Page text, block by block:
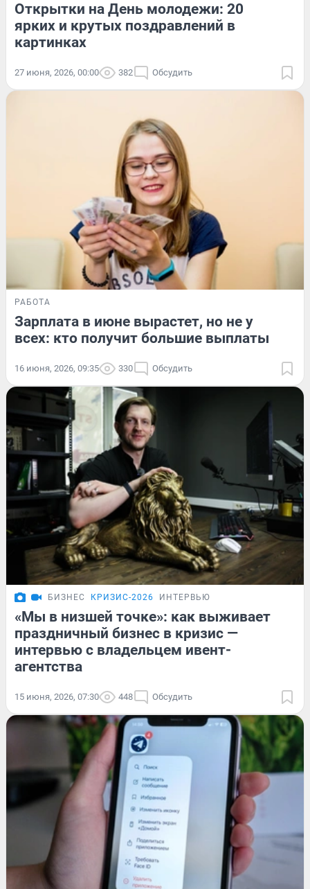
Открытки на День молодежи: 20
ярких и крутых поздравлений в
картинках
27 июня, 2026, 00:00 382 Обсудить
РАБОТА
Зарплата в июне вырастет, но не у
всех: кто получит большие выплаты
16 июня, 2026, 09:35 330 Обсудить
БИЗНЕС КРИЗИС-2026 ИНТЕРВЬЮ
«Мы в низшей точке»: как выживает
праздничный бизнес в кризис —
интервью с владельцем ивент-
агентства
15 июня, 2026, 07:30 448 Обсудить